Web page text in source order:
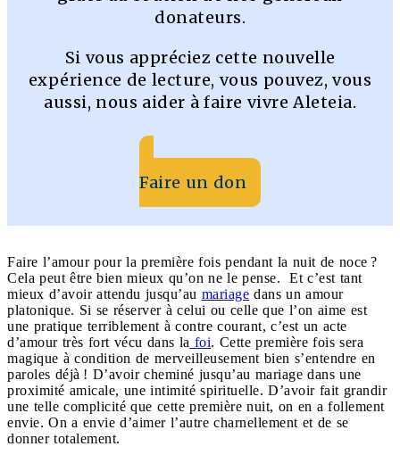
donateurs.
Si vous appréciez cette nouvelle
expérience de lecture, vous pouvez, vous
aussi, nous aider à faire vivre Aleteia.
Faire un don
Faire l’amour pour la première fois pendant la nuit de noce ?
Cela peut être bien mieux qu’on ne le pense. Et c’est tant
mieux d’avoir attendu jusqu’au mariage dans un amour
platonique. Si se réserver à celui ou celle que l’on aime est
une pratique terriblement à contre courant, c’est un acte
d’amour très fort vécu dans la foi. Cette première fois sera
magique à condition de merveilleusement bien s’entendre en
paroles déjà ! D’avoir cheminé jusqu’au mariage dans une
proximité amicale, une intimité spirituelle. D’avoir fait grandir
une telle complicité que cette première nuit, on en a follement
envie. On a envie d’aimer l’autre charnellement et de se
donner totalement.